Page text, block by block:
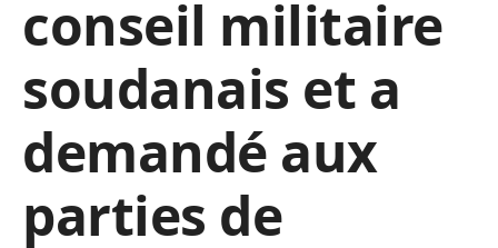
conseil militaire
soudanais et a
demandé aux
parties de